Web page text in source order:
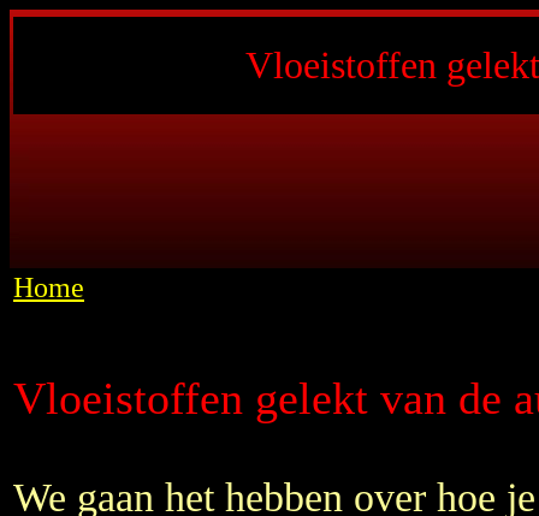
Vloeistoffen
Home
Vloeistoffen gelekt van de
We gaan het hebben over hoe